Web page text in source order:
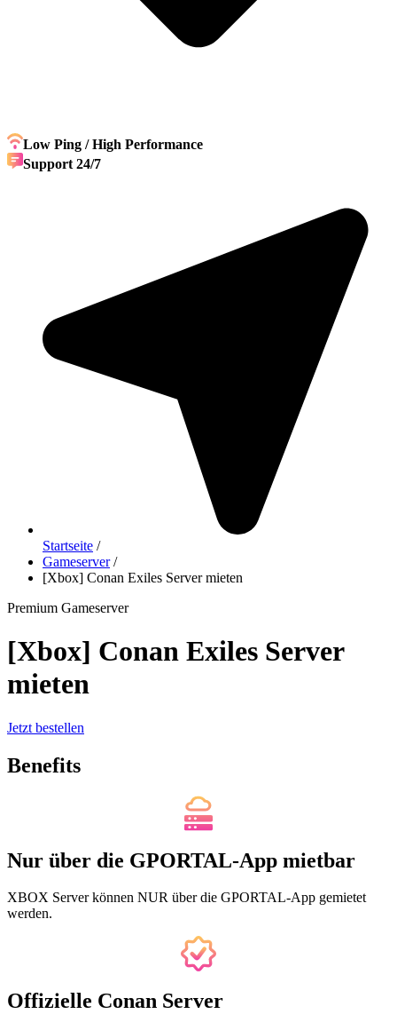
Low Ping / High Performance
Support 24/7
Startseite /
Gameserver/
[Xbox] Conan Exiles Server mieten
Premium Gameserver
[Xbox] Conan Exiles Server
mieten
Jetzt bestellen
Benefits
Nur über die GPORTAL-App mietbar
XBOX Server können NUR über die GPORTAL-App gemietet
werden.
Offizielle Conan Server